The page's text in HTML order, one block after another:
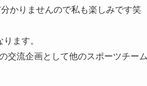
かりませんので私も楽しみです笑
ます。
交流企画として他のスポーツチー